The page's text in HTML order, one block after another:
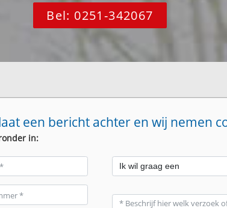
Bel: 0251-342067
een bericht achter en wij nemen
in: